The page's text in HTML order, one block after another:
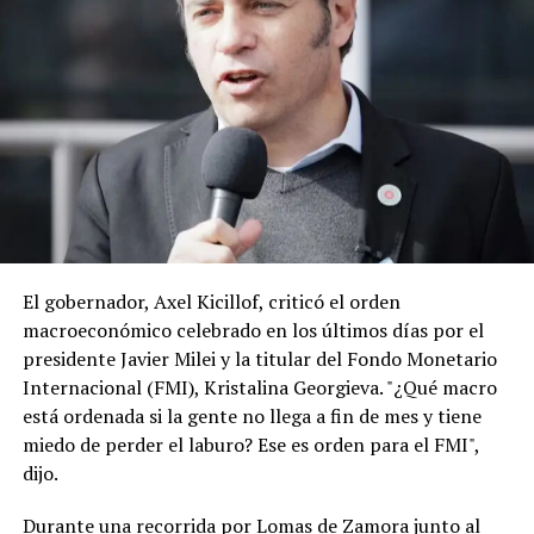
diplomático de Brasil al embajador de Trump, Daniel
“Danny” Perez. Brasil alude a amenazas de injerencia,
como así también lo está haciendo con la Argentina con
En este contexto, hay malestar en la Argentina porque
entienden que la visita de Lula, el año pasado a la
expresidenta Cristina Kirchner en su prisión
domiciliaria, previo a las elecciones legislativas, sumado
a las declaraciones del ministro de Hacienda de Brasil,
Dario Durigan, que trató de “payaso” a Milei, también
pueden ser calificadas como una injerencia externa en la
política doméstica. (TN)
El gobernador, Axel Kicillof, criticó el orden
macroeconómico celebrado en los últimos días por el
presidente Javier Milei y la titular del Fondo Monetario
Internacional (FMI), Kristalina Georgieva. "¿Qué macro
está ordenada si la gente no llega a fin de mes y tiene
miedo de perder el laburo? Ese es orden para el FMI",
dijo.
Durante una recorrida por Lomas de Zamora junto al